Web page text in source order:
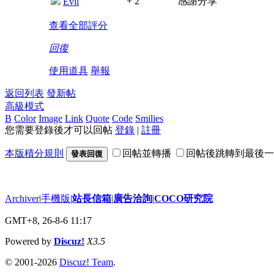
查看全部評分
回復
使用道具 舉報
返回列表 發新帖
高級模式
B Color Image Link Quote Code Smilies
您需要登錄後才可以回帖 登錄 | 註冊
本版積分規則 發表回復 回帖並轉播 回帖後跳轉到最後
Archiver|手機版|站長信箱|廣告洽詢|COCO研究院
GMT+8, 26-8-6 11:17
Powered by Discuz! X3.5
© 2001-2026 Discuz! Team.